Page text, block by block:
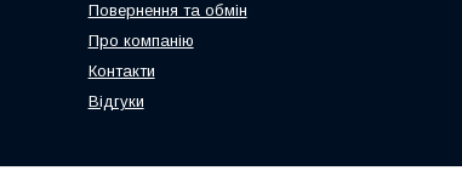
Повернення та обмін
Про компанію
Контакти
Відгуки